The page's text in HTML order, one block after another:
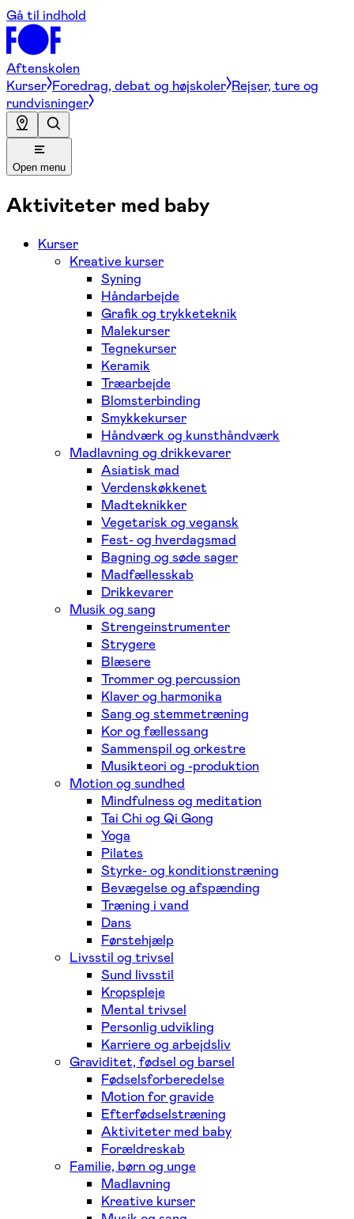
Gå til indhold
Aftenskolen
Kurser Foredrag, debat og højskoler Rejser, ture og
rundvisninger
Open menu
Aktiviteter med baby
Kurser
Kreative kurser
Syning
Håndarbejde
Grafik og trykketeknik
Malekurser
Tegnekurser
Keramik
Træarbejde
Blomsterbinding
Smykkekurser
Håndværk og kunsthåndværk
Madlavning og drikkevarer
Asiatisk mad
Verdenskøkkenet
Madteknikker
Vegetarisk og vegansk
Fest- og hverdagsmad
Bagning og søde sager
Madfællesskab
Drikkevarer
Musik og sang
Strengeinstrumenter
Strygere
Blæsere
Trommer og percussion
Klaver og harmonika
Sang og stemmetræning
Kor og fællessang
Sammenspil og orkestre
Musikteori og -produktion
Motion og sundhed
Mindfulness og meditation
Tai Chi og Qi Gong
Yoga
Pilates
Styrke- og konditionstræning
Bevægelse og afspænding
Træning i vand
Dans
Førstehjælp
Livsstil og trivsel
Sund livsstil
Kropspleje
Mental trivsel
Personlig udvikling
Karriere og arbejdsliv
Graviditet, fødsel og barsel
Fødselsforberedelse
Motion for gravide
Efterfødselstræning
Aktiviteter med baby
Forældreskab
Familie, børn og unge
Madlavning
Kreative kurser